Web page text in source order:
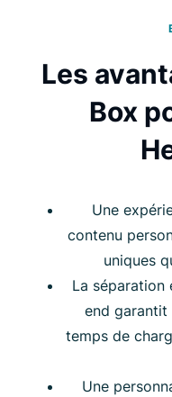
Les
Box
Une
contenu
uniques
La
end
temps de
Une